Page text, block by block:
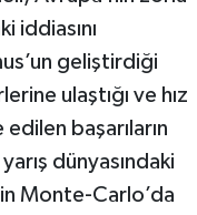
iddiasını
geliştirdiği
ulaştığı ve hız
başarıların
dünyasındaki
Monte-Carlo’da